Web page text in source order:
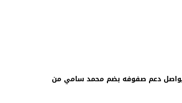
يواصل دعم صفوفه بضم محمد سامي من